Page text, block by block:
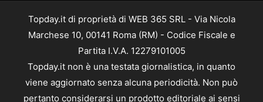
Topday.it di proprietà di WEB 365 SRL - Via Nicola
Marchese 10, 00141 Roma (RM) - Codice Fiscale e
Partita I.V.A. 12279101005
Topday.it non è una testata giornalistica, in quanto
viene aggiornato senza alcuna periodicità. Non può
pertanto considerarsi un prodotto editoriale ai sensi